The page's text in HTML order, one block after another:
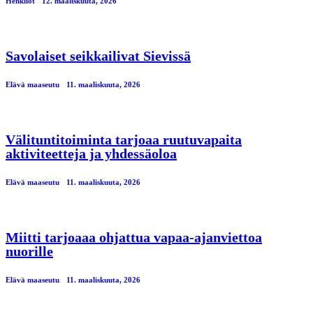
Savolaiset seikkailivat Sievissä
Elävä maaseutu 11. maaliskuuta, 2026
Välituntitoiminta tarjoaa ruutuvapaita
aktiviteetteja ja yhdessäoloa
Elävä maaseutu 11. maaliskuuta, 2026
Miitti tarjoaaa ohjattua vapaa-ajanviettoa
nuorille
Elävä maaseutu 11. maaliskuuta, 2026